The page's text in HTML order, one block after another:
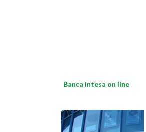
Banca intesa on line